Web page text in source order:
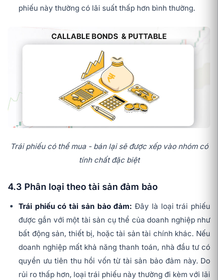
phiếu này thường có lãi suất thấp hơn bình thường.
Trái phiếu có thể mua - bán lại sẽ được xếp vào nhóm có
tính chất đặc biệt
4.3 Phân loại theo tài sản đảm bảo
Trái phiếu có tài sản bảo đảm:Đây là loại trái phiếu
được gắn với một tài sản cụ thể của doanh nghiệp như
bất động sản, thiết bị, hoặc tài sản tài chính khác. Nếu
doanh nghiệp mất khả năng thanh toán, nhà đầu tư có
quyền ưu tiên thu hồi vốn từ tài sản bảo đảm này. Do
rủi ro thấp hơn, loại trái phiếu này thường đi kèm với lãi